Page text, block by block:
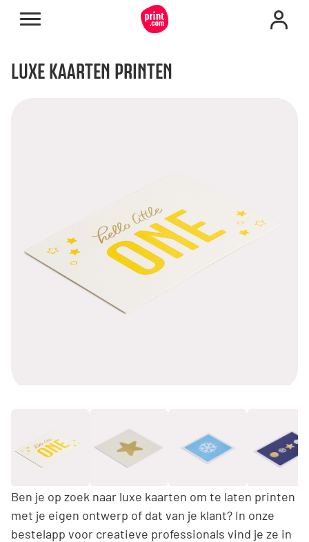
LUXE KAARTEN PRINTEN
Ben je op zoek naar luxe kaarten om te laten printen
met je eigen ontwerp of dat van je klant? In onze
bestelapp voor creatieve professionals vind je ze in